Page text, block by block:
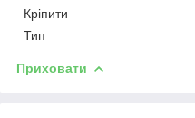
Кріпити
Тип
Приховати